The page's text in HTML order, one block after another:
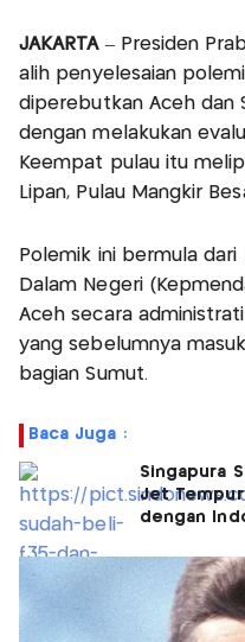
JAKARTA– Presiden
alih penyelesaian
diperebutkan Aceh dan
dengan melakukan
Keempat pulau itu
Lipan, Pulau Mangkir
Polemik ini bermula
Dalam Negeri
Aceh secara
yang sebelumnya
bagian Sumut.
Baca Juga :
Singapura
Jet Tempur
dengan